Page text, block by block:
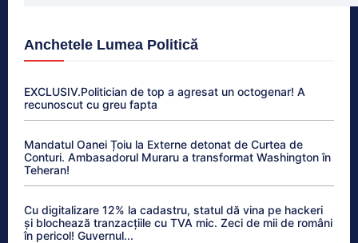
Anchetele Lumea Politică
EXCLUSIV.Politician de top a agresat un octogenar! A
recunoscut cu greu fapta
Mandatul Oanei Țoiu la Externe detonat de Curtea de
Conturi. Ambasadorul Muraru a transformat Washington în
Teheran!
Cu digitalizare 12% la cadastru, statul dă vina pe hackeri
și blochează tranzacțiile cu TVA mic. Zeci de mii de români
în pericol! Guvernul...